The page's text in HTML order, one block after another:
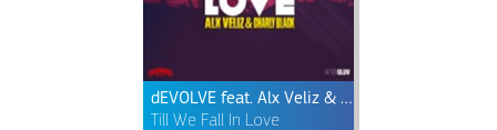
dEVOLVE feat. Alx Veliz & Charly Black
Till We Fall In Love